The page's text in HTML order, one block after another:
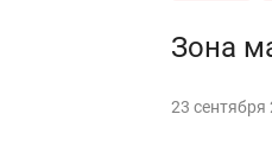
Зона
23 сентября